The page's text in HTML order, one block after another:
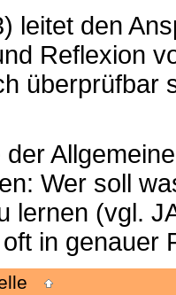
leitet den
Reflexion
überprüfbar
Wer soll
lernen (vgl.
in genauer